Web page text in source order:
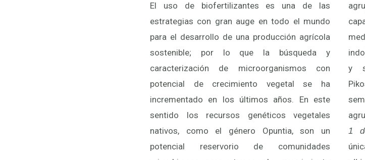
El uso de biofertilizantes es una de las
estrategias con gran auge en todo el mundo
para el desarrollo de una producción agrícola
sostenible; por lo que la búsqueda y
caracterización de microorganismos con
potencial de crecimiento vegetal se ha
incrementado en los últimos años. En este
sentido los recursos genéticos vegetales
nativos, como el género Opuntia, son un
potencial reservorio de comunidades
y
1